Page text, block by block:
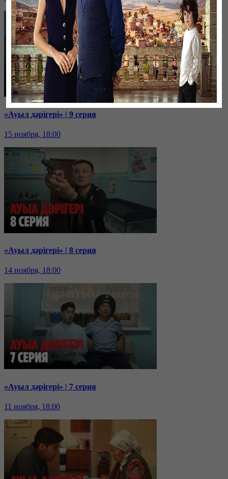
«Ауыл дәрігері» | 9 серия
15 ноября, 18:00
«Ауыл дәрігері» | 8 серия
14 ноября, 18:00
«Ауыл дәрігері» | 7 серия
11 ноября, 18:00